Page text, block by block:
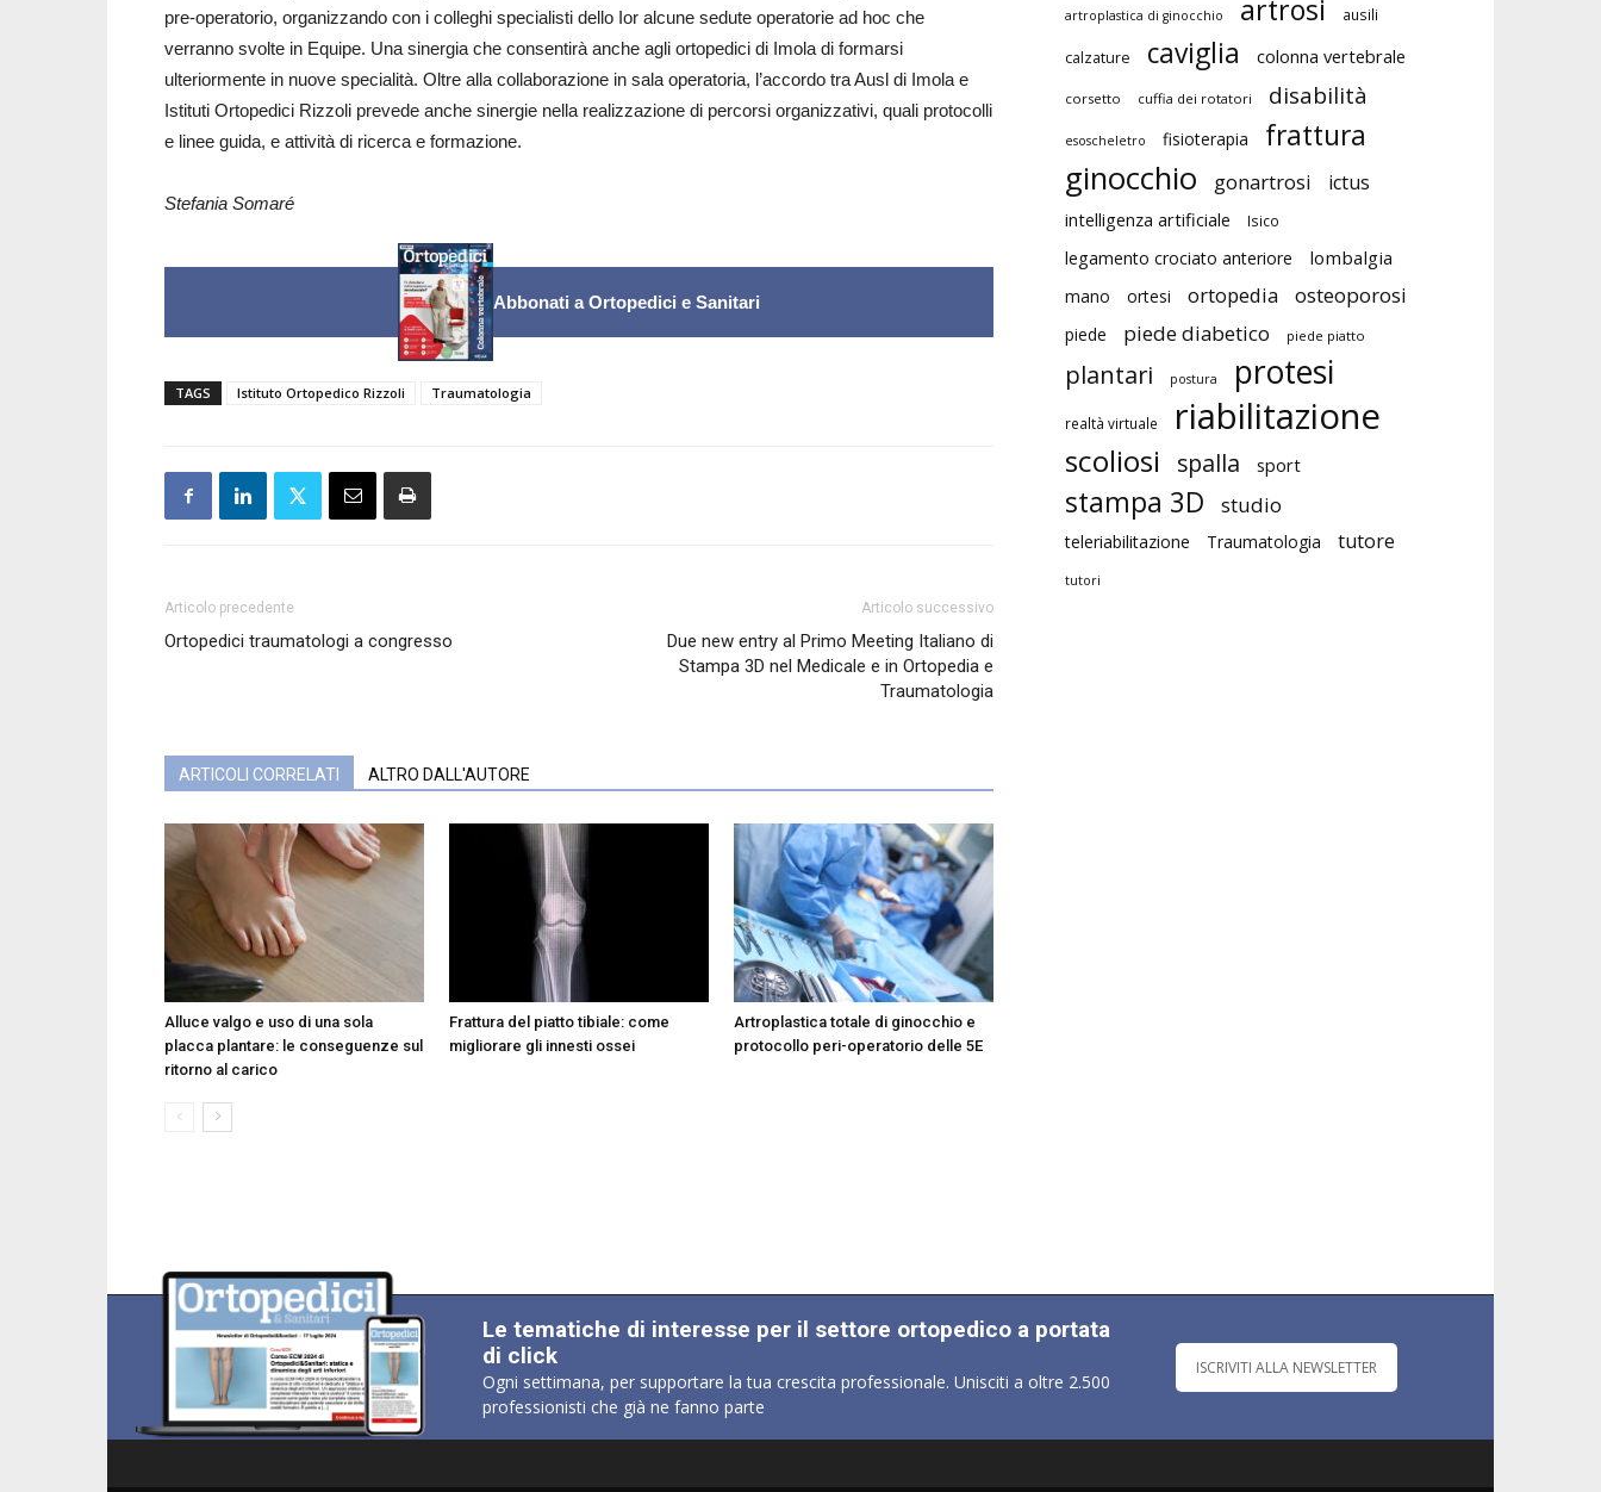
pre-operatorio, organizzando con i colleghi specialisti dello Ior alcune sedute operatorie ad hoc che
verranno svolte in Equipe. Una sinergia che consentirà anche agli ortopedici di Imola di formarsi
ulteriormente in nuove specialità. Oltre alla collaborazione in sala operatoria, l’accordo tra Ausl di Imola e
Istituti Ortopedici Rizzoli prevede anche sinergie nella realizzazione di percorsi organizzativi, quali protocolli
e linee guida, e attività di ricerca e formazione.
Stefania Somaré
Abbonati a Ortopedici e Sanitari
TAGS Istituto Ortopedico Rizzoli Traumatologia
Articolo precedente
Ortopedici traumatologi a congresso
Articolo successivo
Due new entry al Primo Meeting Italiano di
Stampa 3D nel Medicale e in Ortopedia e
Traumatologia
ARTICOLI CORRELATI ALTRO DALL'AUTORE
Alluce valgo e uso di una sola
placca plantare: le conseguenze sul
ritorno al carico
Frattura del piatto tibiale: come
migliorare gli innesti ossei
Artroplastica totale di ginocchio e
protocollo peri-operatorio delle 5E
artroplastica di ginocchio artrosi ausili
calzature caviglia colonna vertebrale
corsetto cuffia dei rotatori disabilità
esoscheletro fisioterapia frattura
ginocchio gonartrosi ictus
intelligenza artificiale Isico
legamento crociato anteriore lombalgia
mano ortesi ortopedia osteoporosi
piede piede diabetico piede piatto
plantari postura protesi
realtà virtuale riabilitazione
scoliosi spalla sport
stampa 3D studio
teleriabilitazione Traumatologia tutore
tutori
Le tematiche di interesse per il settore ortopedico a portata
di click
Ogni settimana, per supportare la tua crescita professionale. Unisciti a oltre 2.500
professionisti che già ne fanno parte
ISCRIVITI ALLA NEWSLETTER